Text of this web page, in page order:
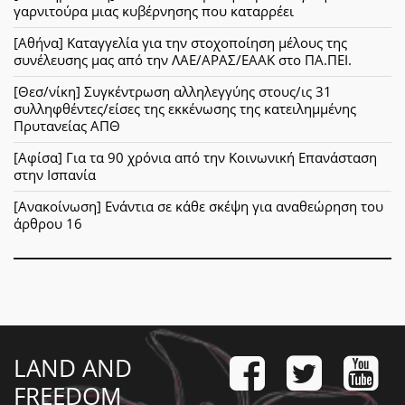
γαρνιτούρα μιας κυβέρνησης που καταρρέει
[Αθήνα] Καταγγελία για την στοχοποίηση μέλους της
συνέλευσης μας από την ΛΑΕ/ΑΡΑΣ/ΕΑΑΚ στο ΠΑ.ΠΕΙ.
[Θεσ/νίκη] Συγκέντρωση αλληλεγγύης στους/ις 31
συλληφθέντες/είσες της εκκένωσης της κατειλημμένης
Πρυτανείας ΑΠΘ
[Αφίσα] Για τα 90 χρόνια από την Κοινωνική Επανάσταση
στην Ισπανία
[Ανακοίνωση] Ενάντια σε κάθε σκέψη για αναθεώρηση του
άρθρου 16
LAND AND
FREEDOM